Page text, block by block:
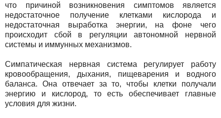
что причиной возникновения симптомов является
недостаточное получение клетками кислорода и
недостаточная выработка энергии, на фоне чего
происходит сбой в регуляции автономной нервной
системы и иммунных механизмов.
Симпатическая нервная система регулирует работу
кровообращения, дыхания, пищеварения и водного
баланса. Она отвечает за то, чтобы клетки получали
энергию и кислород, то есть обеспечивает главные
условия для жизни.